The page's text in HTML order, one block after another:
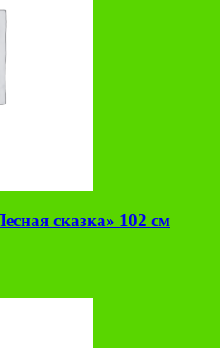
сказка» 102 см